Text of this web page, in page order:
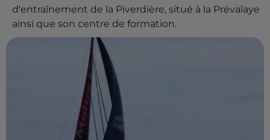
d'entraînement de la Piverdière, situé à la Prévalaye
ainsi que son centre de formation.